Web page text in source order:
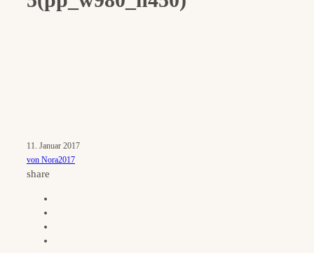
11. Januar 2017
von Nora2017
share